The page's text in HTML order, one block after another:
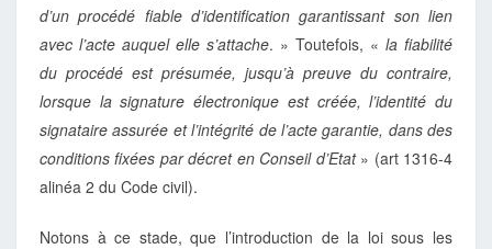
d’un procédé fiable d’identification garantissant son lien
avec l’acte auquel elle s’attache. » Toutefois, « la fiabilité
du procédé est présumée, jusqu’à preuve du contraire,
lorsque la signature électronique est créée, l’identité du
signataire assurée et l’intégrité de l’acte garantie, dans des
conditions fixées par décret en Conseil d’Etat» (art 1316-4
alinéa 2 du Code civil).
Notons à ce stade, que l’introduction de la loi sous les